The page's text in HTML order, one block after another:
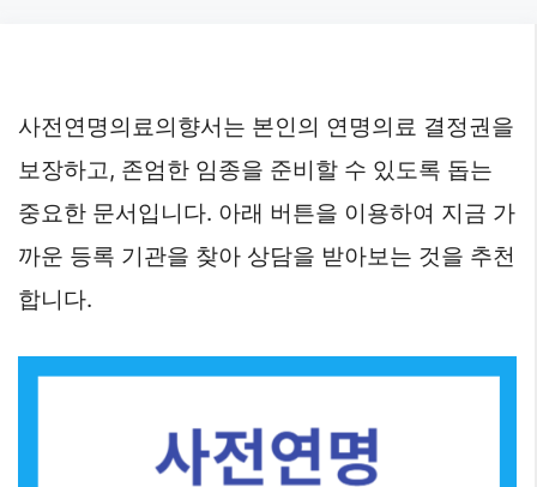
사전연명의료의향서는 본인의 연명의료 결정권을
보장하고, 존엄한 임종을 준비할 수 있도록 돕는
중요한 문서입니다. 아래 버튼을 이용하여 지금 가
까운 등록 기관을 찾아 상담을 받아보는 것을 추천
합니다.